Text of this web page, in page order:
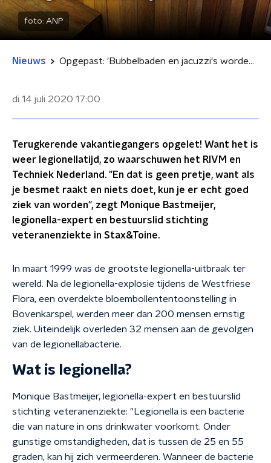
foto: ANP
Nieuws Opgepast: 'Bubbelbaden en jacuzzi's worden snel grote legionellabommetjes'
di 14 juli 2020 17:00
Terugkerende vakantiegangers opgelet! Want het is
weer legionellatijd, zo waarschuwen het RIVM en
Techniek Nederland. "En dat is geen pretje, want als
je besmet raakt en niets doet, kun je er echt goed
ziek van worden", zegt Monique Bastmeijer,
legionella-expert en bestuurslid stichting
veteranenziekte in Stax&Toine.
In maart 1999 was de grootste legionella-uitbraak ter
wereld. Na de legionella-explosie tijdens de Westfriese
Flora, een overdekte bloembollententoonstelling in
Bovenkarspel, werden meer dan 200 mensen ernstig
ziek. Uiteindelijk overleden 32 mensen aan de gevolgen
van de legionellabacterie.
Wat is legionella?
Monique Bastmeijer, legionella-expert en bestuurslid
stichting veteranenziekte: "Legionella is een bacterie
die van nature in ons drinkwater voorkomt. Onder
gunstige omstandigheden, dat is tussen de 25 en 55
graden, kan hij zich vermeerderen. Wanneer de bacterie